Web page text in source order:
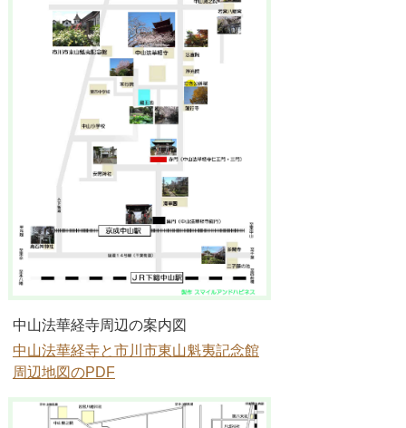
中山法華経寺周辺の案内図
中山法華経寺と市川市東山魁夷記念館
周辺地図のPDF